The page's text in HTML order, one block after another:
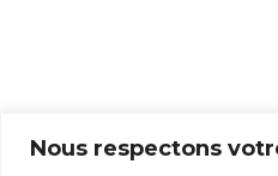
Nous respectons